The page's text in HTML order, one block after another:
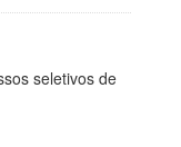
seletivos de